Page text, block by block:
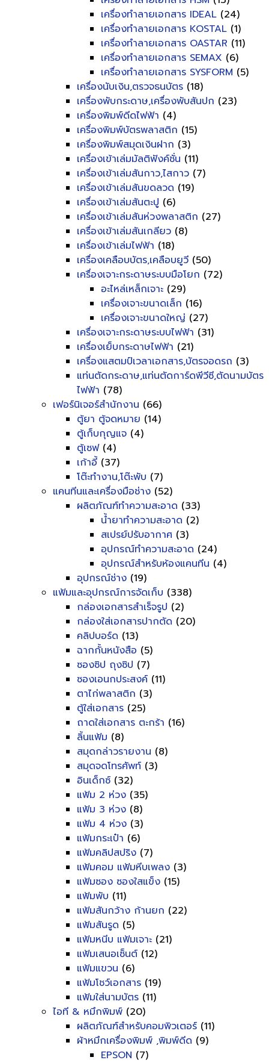
เครื่องทำลายเอกสาร IDEAL (24)
เครื่องทำลายเอกสาร KOSTAL (1)
เครื่องทำลายเอกสาร OASTAR (11)
เครื่องทำลายเอกสาร SEMAX (6)
เครื่องทำลายเอกสาร SYSFORM (5)
เครื่องนับเงิน,ตรวจธนบัตร (18)
เครื่องพับกระดาษ,เครื่องพับสันปก (23)
เครื่องพิมพ์ดีดไฟฟ้า (4)
เครื่องพิมพ์บัตรพลาสติก (15)
เครื่องพิมพ์สมุดเงินฝาก (3)
เครื่องเข้าเล่มมัลติฟังค์ชั่น (11)
เครื่องเข้าเล่มสันกาว,ไสกาว (7)
เครื่องเข้าเล่มสันขดลวด (19)
เครื่องเข้าเล่มสันตะปู (6)
เครื่องเข้าเล่มสันห่วงพลาสติก (27)
เครื่องเข้าเล่มสันเกลียว (8)
เครื่องเข้าเล่มไฟฟ้า (18)
เครื่องเคลือบบัตร,เคลือบยูวี (50)
เครื่องเจาะกระดาษระบบมือโยก (72)
อะไหล่เหล็กเจาะ (29)
เครื่องเจาะขนาดเล็ก (16)
เครื่องเจาะขนาดใหญ่ (27)
เครื่องเจาะกระดาษระบบไฟฟ้า (31)
เครื่องเย็บกระดาษไฟฟ้า (21)
เครื่องแสตมป์เวลาเอกสาร,บัตรจอดรถ (3)
แท่นตัดกระดาษ,แท่นตัดการ์ดพีวีซี,ตัดนามบัตร
ไฟฟ้า (78)
เฟอร์นิเจอร์สำนักงาน (66)
ตู้ยา ตู้จดหมาย (14)
ตู้เก็บกุญแจ (4)
ตู้เซฟ(4)
เก้าอี้ (37)
โต๊ะทำงาน,โต๊ะพับ (7)
แคนทีนและเครื่องมือช่าง (52)
ผลิตภัณฑ์ทำความสะอาด (33)
น้ำยาทำความสะอาด (2)
สเปรย์ปรับอากาศ (3)
อุปกรณ์ทำความสะอาด (24)
อุปกรณ์สำหรับห้องแคนทีน (4)
อุปกรณ์ช่าง (19)
แฟ้มและอุปกรณ์การจัดเก็บ (338)
กล่องเอกสารสำเร็จรูป (2)
กล่องใส่เอกสารปากตัด (20)
คลิปบอร์ด (13)
ฉากกั้นหนังสือ (5)
ซองซิป ถุงซิป (7)
ซองเอนกประสงค์ (11)
ตาไก่พลาสติก (3)
ตู้ใส่เอกสาร (25)
ถาดใส่เอกสาร ตะกร้า (16)
ลิ้นแฟ้ม (8)
สมุดกล่าวรายงาน (8)
สมุดจดโทรศัพท์ (3)
อินเด็กซ์ (32)
แฟ้ม 2 ห่วง (35)
แฟ้ม 3 ห่วง (8)
แฟ้ม 4 ห่วง (3)
แฟ้มกระเป๋า (6)
แฟ้มคลิปสปริง (7)
แฟ้มคอม แฟ้มหีบเพลง (3)
แฟ้มซอง ซองใสแข็ง (15)
แฟ้มพับ (11)
แฟ้มสันกว้าง ก้านยก (22)
แฟ้มสันรูด (5)
แฟ้มหนีบ แฟ้มเจาะ (21)
แฟ้มเสนอเซ็นต์ (12)
แฟ้มแขวน (6)
แฟ้มโชว์เอกสาร (19)
แฟ้มใส่นามบัตร (11)
ไอที & หมึกพิมพ์ (20)
ผลิตภัณฑ์สำหรับคอมพิวเตอร์ (11)
ผ้าหมึกเครื่องพิมพ์ ,พิมพ์ดีด (9)
EPSON (7)